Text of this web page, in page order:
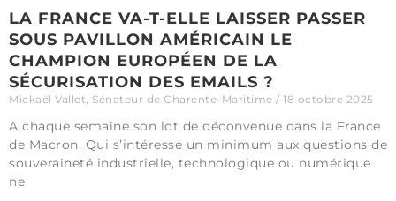
LA FRANCE VA-T-ELLE LAISSER PASSER
SOUS PAVILLON AMÉRICAIN LE
CHAMPION EUROPÉEN DE LA
SÉCURISATION DES EMAILS ?
Mickaël Vallet, Sénateur de Charente-Maritime 18 octobre 2025
A chaque semaine son lot de déconvenue dans la France
de Macron. Qui s’intéresse un minimum aux questions de
souveraineté industrielle, technologique ou numérique
ne